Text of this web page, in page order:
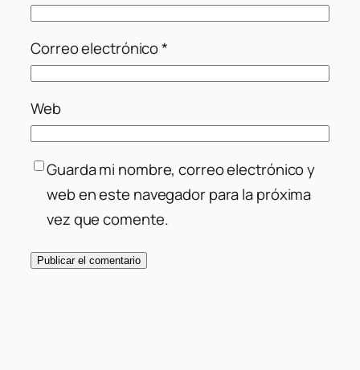
Correo electrónico*
Web
Guarda mi nombre, correo electrónico y
web en este navegador para la próxima
vez que comente.